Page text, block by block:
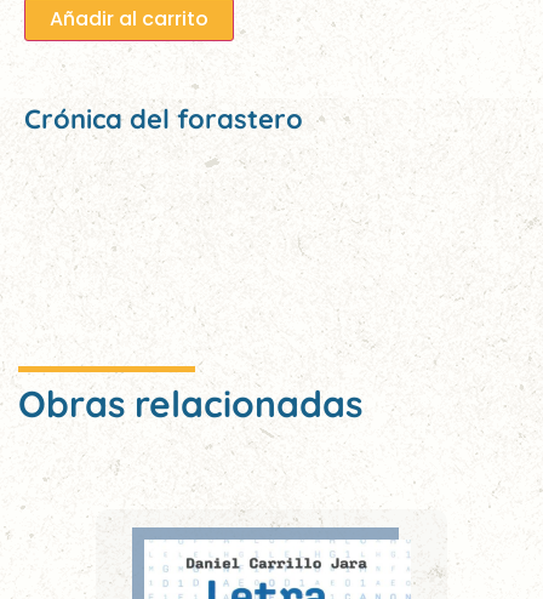
Añadir al carrito
Crónica del forastero
Obras relacionadas